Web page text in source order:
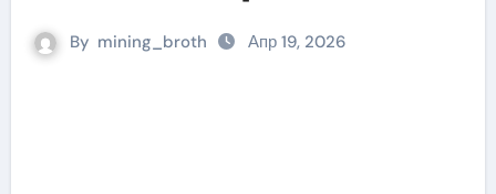
By mining_broth Апр 19, 2026